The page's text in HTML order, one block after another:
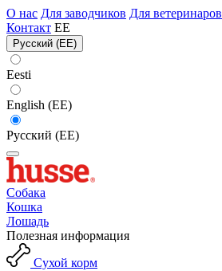
О нас Для заводчиков Для ветеринаров
Контакт EE
Русский (EE)
Eesti
English (EE)
Русский (EE)
Собака
Кошка
Лошадь
Полезная информация
Сухой корм